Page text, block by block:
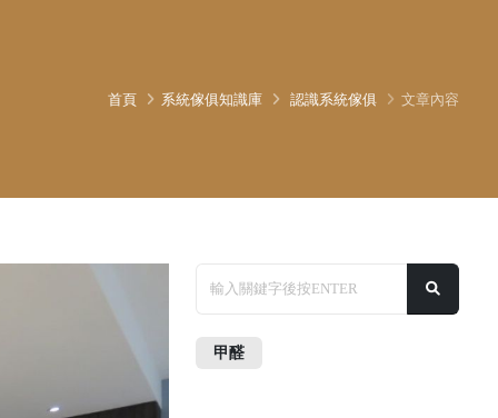
首頁 系統傢俱知識庫 認識系統傢俱 文章內容
甲醛